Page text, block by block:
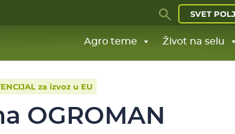
SVET
Agro teme Život na selu
za izvoz u EU
OGROMAN